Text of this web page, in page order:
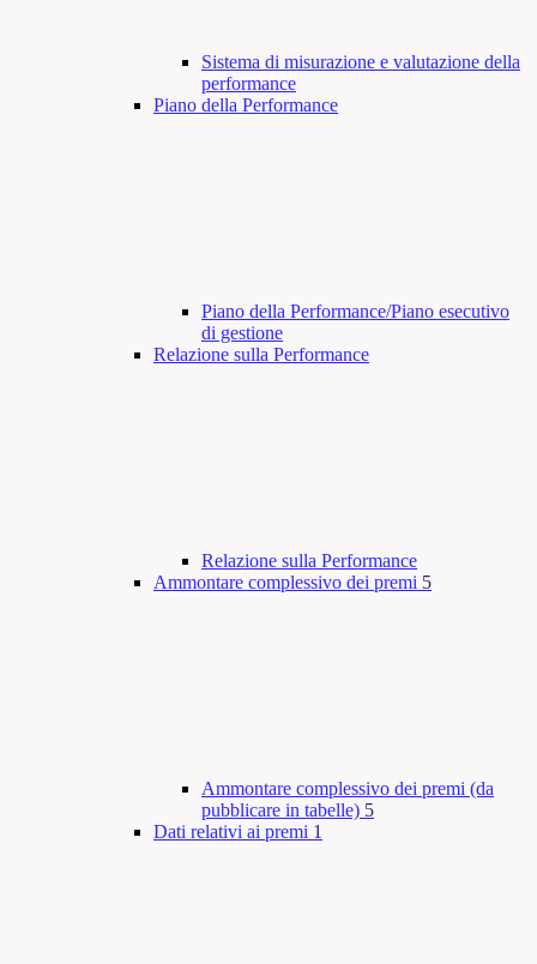
Sistema di misurazione e valutazione della
performance
Piano della Performance
Piano della Performance/Piano esecutivo
di gestione
Relazione sulla Performance
Relazione sulla Performance
Ammontare complessivo dei premi 5
Ammontare complessivo dei premi (da
pubblicare in tabelle) 5
Dati relativi ai premi 1